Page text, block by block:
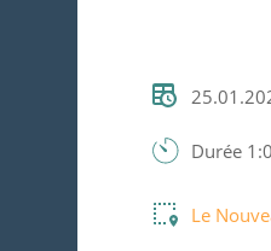
Durée
Le